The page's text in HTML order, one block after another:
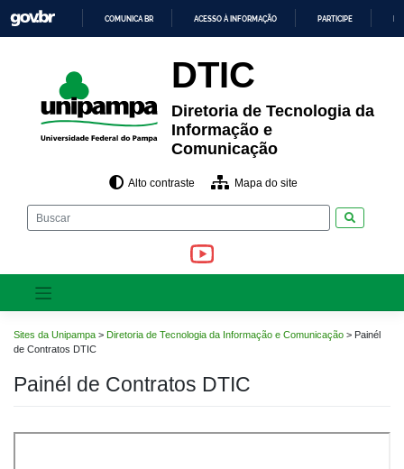
para
o
O
CONTEÚDO
COMUNICA BR ACESSO À INFORMAÇÃO PARTICIPE
DTIC
Diretoria de Tecnologia da
Informação e
Comunicação
Alto contraste Mapa do site
Sites da Unipampa > Diretoria de Tecnologia da Informação e Comunicação > Painél
de Contratos DTIC
Painél de Contratos DTIC